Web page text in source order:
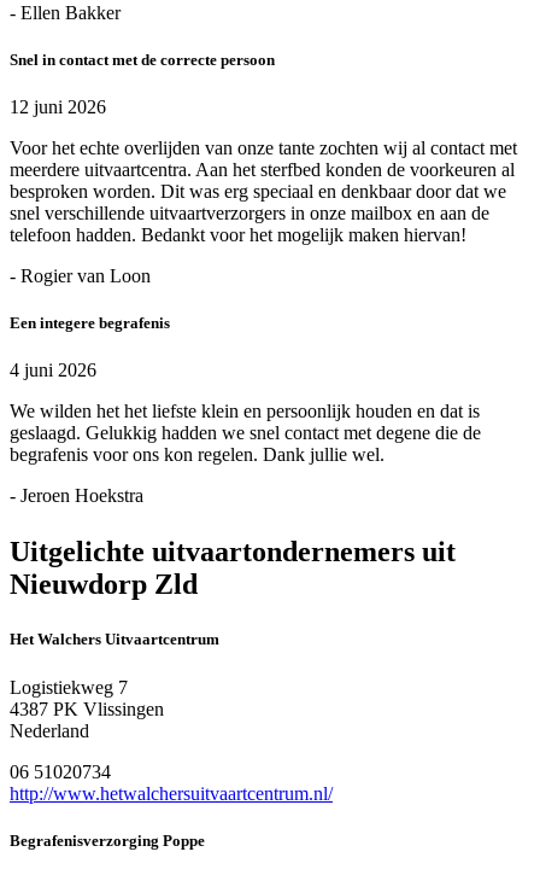
- Ellen Bakker
Snel in contact met de correcte persoon
12 juni 2026
Voor het echte overlijden van onze tante zochten wij al contact met
meerdere uitvaartcentra. Aan het sterfbed konden de voorkeuren al
besproken worden. Dit was erg speciaal en denkbaar door dat we
snel verschillende uitvaartverzorgers in onze mailbox en aan de
telefoon hadden. Bedankt voor het mogelijk maken hiervan!
- Rogier van Loon
Een integere begrafenis
4 juni 2026
We wilden het het liefste klein en persoonlijk houden en dat is
geslaagd. Gelukkig hadden we snel contact met degene die de
begrafenis voor ons kon regelen. Dank jullie wel.
- Jeroen Hoekstra
Uitgelichte uitvaartondernemers uit
Nieuwdorp Zld
Het Walchers Uitvaartcentrum
Logistiekweg 7
4387 PK Vlissingen
Nederland
06 51020734
http://www.hetwalchersuitvaartcentrum.nl/
Begrafenisverzorging Poppe